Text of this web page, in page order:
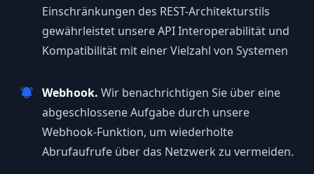
Einschränkungen des REST-Architekturstils
gewährleistet unsere API Interoperabilität und
Kompatibilität mit einer Vielzahl von Systemen
Webhook. Wir benachrichtigen Sie über eine
abgeschlossene Aufgabe durch unsere
Webhook-Funktion, um wiederholte
Abrufaufrufe über das Netzwerk zu vermeiden.